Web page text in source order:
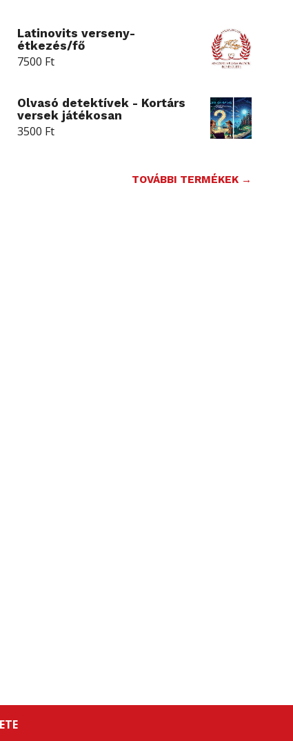
Latinovits verseny-
étkezés/fő
7500 Ft
Olvasó detektívek - Kortárs
versek játékosan
3500 Ft
TOVÁBBI TERMÉKEK →